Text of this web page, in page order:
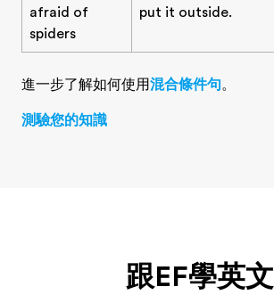
afraid of
spiders
put it outside.
進一步了解如何使用混合條件句。
測驗您的知識
跟EF學英文